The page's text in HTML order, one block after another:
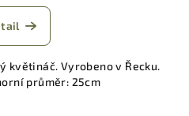
květináč. Vyrobeno v Řecku.
průměr: 25cm